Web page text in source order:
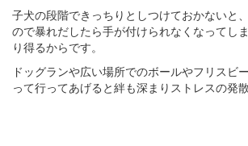
子犬の段階できっちりとしつけておかないと
ので暴れだしたら手が付けられなくなってし
り得るからです。
ドッグランや広い場所でのボールやフリスビ
って行ってあげると絆も深まりストレスの発